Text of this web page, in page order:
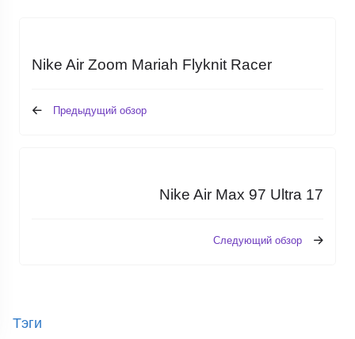
Nike Air Zoom Mariah Flyknit Racer
Предыдущий обзор
Nike Air Max 97 Ultra 17
Следующий обзор
Тэги